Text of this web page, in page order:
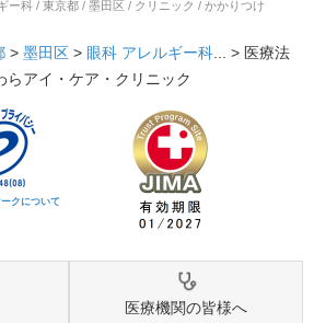
ー科 / 東京都 / 墨田区 / クリニック / かかりつけ
> 墨田区 > 眼科 アレルギー科 ... > 医療法
らアイ・ケア・クリニック
クについて
医療機関の皆様へ